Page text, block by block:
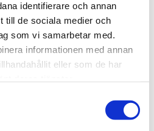
identifierare och annan
till de sociala medier och
som vi samarbetar med.
informationen med annan
eller som de har
Lättmonterad
Edge-takräcken, för
fordon utan befintliga
eller fabriksmonterade
räcken.
2 525kr
2 635